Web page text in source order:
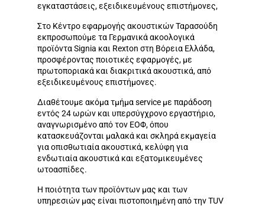
εγκαταστάσεις, εξειδικευμένους επιστήμονες,
Στο Κέντρο εφαρμογής ακουστικών Ταρασούδη
εκπροσωπούμε τα Γερμανικά ακοολογικά
προϊόντα Signia​ και ​Rexton​ στη Βόρεια Ελλάδα,
προσφέροντας ποιοτικές εφαρμογές, με
πρωτοποριακά και διακριτικά ακουστικά, από
εξειδικευμένους επιστήμονες.​
Διαθέτουμε ακόμα τμήμα service με παράδοση
εντός 24 ωρών και υπερσύγχρονο εργαστήριο,
αναγνωρισμένο από τον ΕΟΦ, όπου
κατασκευάζονται μαλακά και σκληρά εκμαγεία
για οπισθωτιαία ακουστικά, κελύφη για
ενδωτιαία ακουστικά και εξατομικευμένες
ωτοασπίδες.
Η ποιότητα των προϊόντων μας και των
υπηρεσιών μας είναι πιστοποιημένη από την TUV